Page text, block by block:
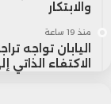
والابتكار
منذ 19 ساعة
اليابان تواجه
الاكتفاء الذاتي إلى